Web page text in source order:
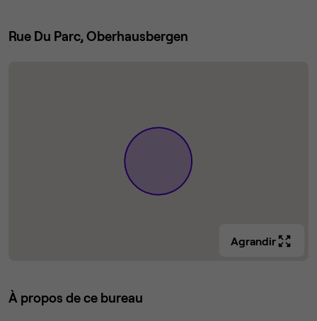
Rue Du Parc, Oberhausbergen
Agrandir
À propos de ce bureau